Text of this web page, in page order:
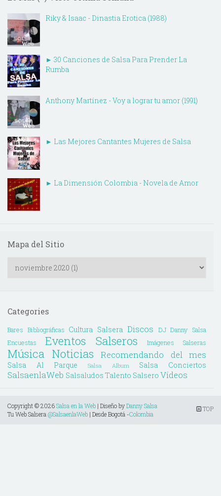
Riky & Isaac - Dinastia Erotica (1988)
► 30 Canciones de Salsa Para Prender La
Rumba
Anthony Martínez - Voy a lograr tu amor (1991)
► Las Mejores Cantantes Mujeres de Salsa
► La Dimensión Colombia - Novela de Amor
Mapa del Sitio
Categories
Bares Bibliográficas Cultura Salsera Discos
DJ Danny Salsa
Encuestas
Eventos Salseros Imágenes Salseras
Música Noticias Recomendando del mes
Salsa Al Parque Salsa Album Salsa Conciertos
SalsaenlaWeb Salsaludos Talento Salsero Vídeos
Copyright ©2026Salsa en la Web | Diseño byDanny Salsa
Tu Web Salsera @SalsaenlaWeb | Desde Bogotá -Colombia
TOP